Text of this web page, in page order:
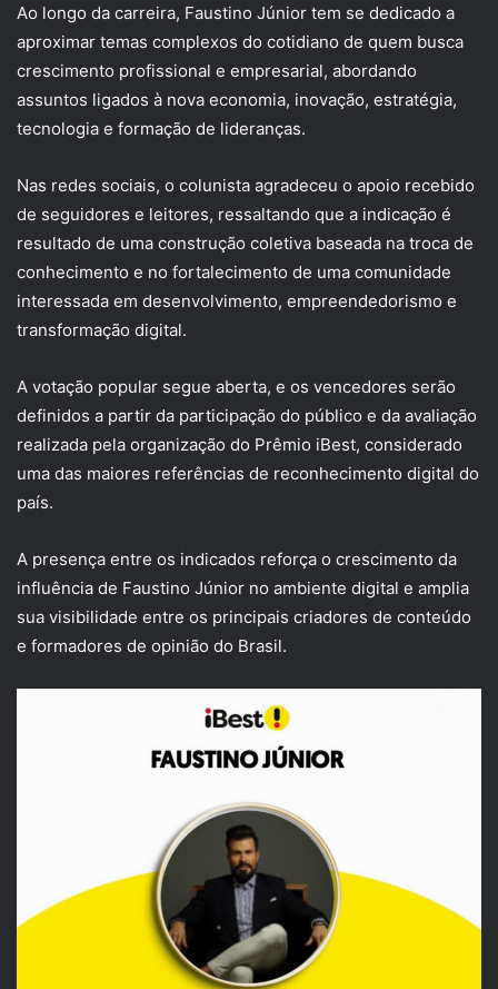
Ao longo da carreira, Faustino Júnior tem se dedicado a
aproximar temas complexos do cotidiano de quem busca
crescimento profissional e empresarial, abordando
assuntos ligados à nova economia, inovação, estratégia,
tecnologia e formação de lideranças.
Nas redes sociais, o colunista agradeceu o apoio recebido
de seguidores e leitores, ressaltando que a indicação é
resultado de uma construção coletiva baseada na troca de
conhecimento e no fortalecimento de uma comunidade
interessada em desenvolvimento, empreendedorismo e
transformação digital.
A votação popular segue aberta, e os vencedores serão
definidos a partir da participação do público e da avaliação
realizada pela organização do Prêmio iBest, considerado
uma das maiores referências de reconhecimento digital do
país.
A presença entre os indicados reforça o crescimento da
influência de Faustino Júnior no ambiente digital e amplia
sua visibilidade entre os principais criadores de conteúdo
e formadores de opinião do Brasil.